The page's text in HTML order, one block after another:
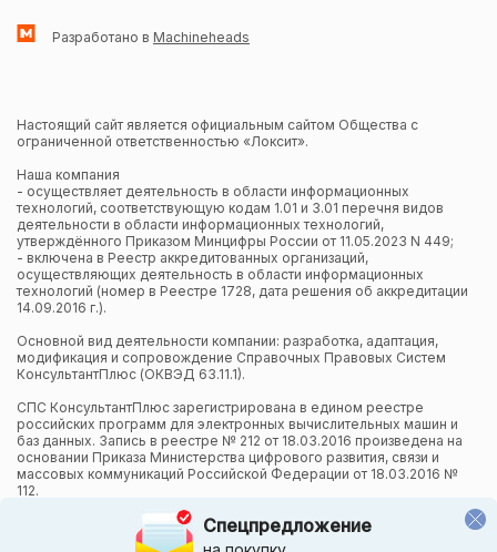
Разработано в Machineheads
Настоящий сайт является официальным сайтом Общества с
ограниченной ответственностью «Локсит».
Наша компания
- осуществляет деятельность в области информационных
технологий, соответствующую кодам 1.01 и 3.01 перечня видов
деятельности в области информационных технологий,
утверждённого Приказом Минцифры России от 11.05.2023 N 449;
- включена в Реестр аккредитованных организаций,
осуществляющих деятельность в области информационных
технологий (номер в Реестре 1728, дата решения об аккредитации
14.09.2016 г.).
Основной вид деятельности компании: разработка, адаптация,
модификация и сопровождение Справочных Правовых Систем
КонсультантПлюс (ОКВЭД 63.11.1).
СПС КонсультантПлюс зарегистрирована в едином реестре
российских программ для электронных вычислительных машин и
баз данных. Запись в реестре № 212 от 18.03.2016 произведена на
основании Приказа Министерства цифрового развития, связи и
массовых коммуникаций Российской Федерации от 18.03.2016 №
112.
Компания осуществляет также и другие виды деятельности в
области информационных технологий.
Спецпредложение